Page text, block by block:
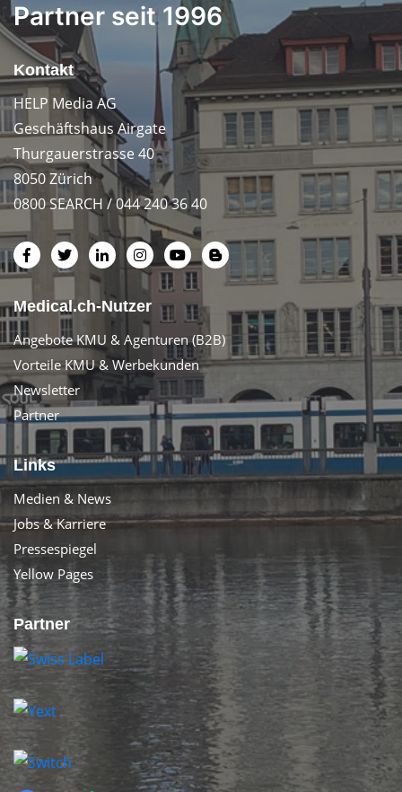
Partner seit 1996
Kontakt
HELP Media AG
Geschäftshaus Airgate
Thurgauerstrasse 40
8050 Zürich
0800 SEARCH / 044 240 36 40
Medical.ch-Nutzer
Angebote KMU & Agenturen (B2B)
Vorteile KMU & Werbekunden
Newsletter
Partner
Links
Medien & News
Jobs & Karriere
Pressespiegel
Yellow Pages
Partner